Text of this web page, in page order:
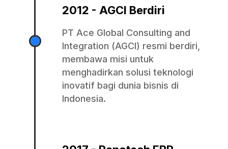
2012 - AGCI Berdiri
PT Ace Global Consulting and
Integration (AGCI) resmi berdiri,
membawa misi untuk
menghadirkan solusi teknologi
inovatif bagi dunia bisnis di
Indonesia.